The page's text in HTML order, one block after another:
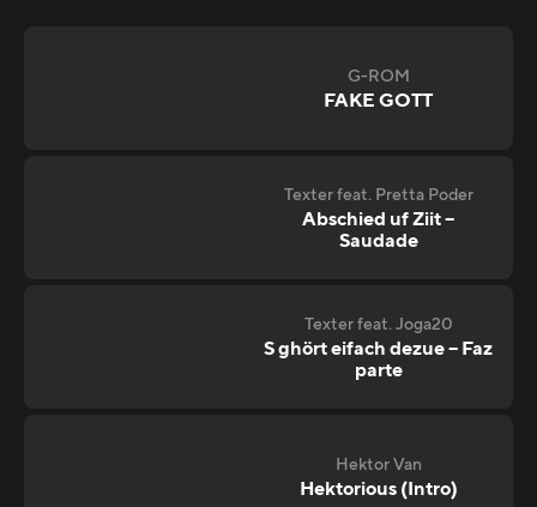
G-ROM
FAKE GOTT
Texter feat. Pretta Poder
Abschied uf Ziit –
Saudade
Texter feat. Joga20
S ghört eifach dezue – Faz
parte
Hektor Van
Hektorious (Intro)